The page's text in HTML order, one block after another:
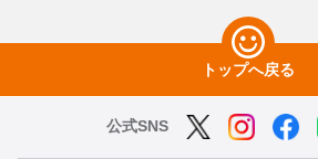
トップへ戻る
公式SNS